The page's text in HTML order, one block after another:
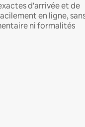
d'arrivée et de
en ligne,
ni formalités